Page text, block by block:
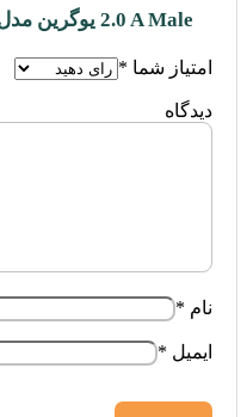
2.0 A Male یوگرین مدل US289 – 2-متر, سفید”
امتیاز شما *
نام *
ایمیل *